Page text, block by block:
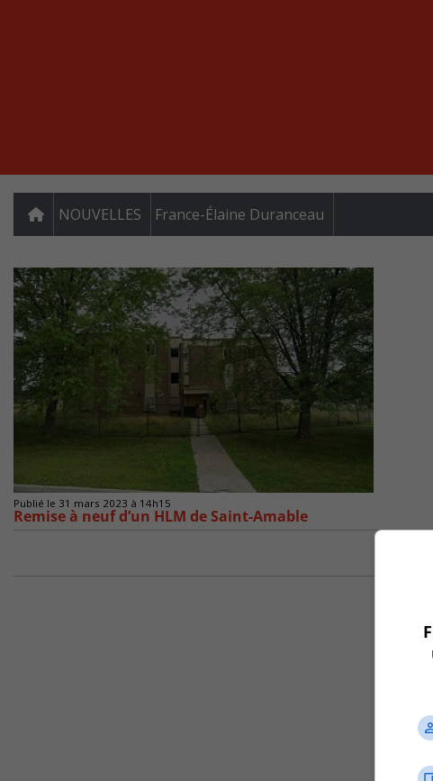
NOUVELLES France-Élaine Duranceau
Publié le 31 mars 2023 à 14h15
Remise à neuf d’un HLM de Saint-Amable